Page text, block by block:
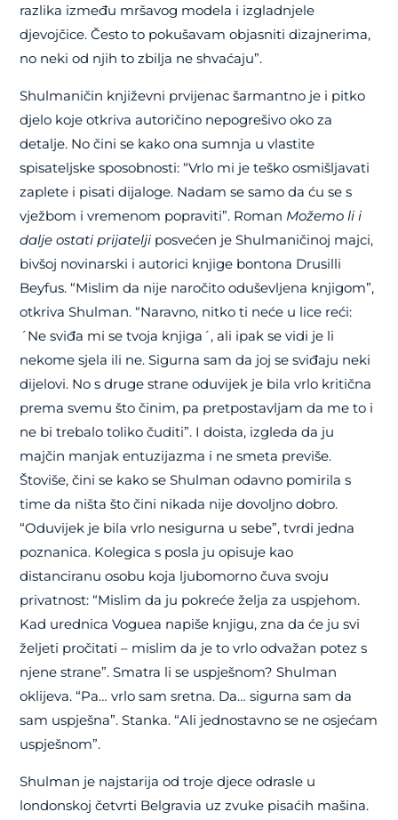
razlika između mršavog modela i izgladnjele
djevojčice. Često to pokušavam objasniti dizajnerima,
no neki od njih to zbilja ne shvaćaju”.
Shulmaničin književni prvijenac šarmantno je i pitko
djelo koje otkriva autoričino nepogrešivo oko za
detalje. No čini se kako ona sumnja u vlastite
spisateljske sposobnosti: “Vrlo mi je teško osmišljavati
zaplete i pisati dijaloge. Nadam se samo da ću se s
vježbom i vremenom popraviti”. Roman Možemo li i
dalje ostati prijatelji posvećen je Shulmaničinoj majci,
bivšoj novinarski i autorici knjige bontona Drusilli
Beyfus. “Mislim da nije naročito oduševljena knjigom”,
otkriva Shulman. “Naravno, nitko ti neće u lice reći:
´Ne sviđa mi se tvoja knjiga´, ali ipak se vidi je li
nekome sjela ili ne. Sigurna sam da joj se sviđaju neki
dijelovi. No s druge strane oduvijek je bila vrlo kritična
prema svemu što činim, pa pretpostavljam da me to i
ne bi trebalo toliko čuditi”. I doista, izgleda da ju
majčin manjak entuzijazma i ne smeta previše.
Štoviše, čini se kako se Shulman odavno pomirila s
time da ništa što čini nikada nije dovoljno dobro.
“Oduvijek je bila vrlo nesigurna u sebe”, tvrdi jedna
poznanica. Kolegica s posla ju opisuje kao
distanciranu osobu koja ljubomorno čuva svoju
privatnost: “Mislim da ju pokreće želja za uspjehom.
Kad urednica Voguea napiše knjigu, zna da će ju svi
željeti pročitati – mislim da je to vrlo odvažan potez s
njene strane”. Smatra li se uspješnom? Shulman
oklijeva. “Pa… vrlo sam sretna. Da… sigurna sam da
sam uspješna”. Stanka. “Ali jednostavno se ne osjećam
uspješnom”.
Shulman je najstarija od troje djece odrasle u
londonskoj četvrti Belgravia uz zvuke pisaćih mašina.